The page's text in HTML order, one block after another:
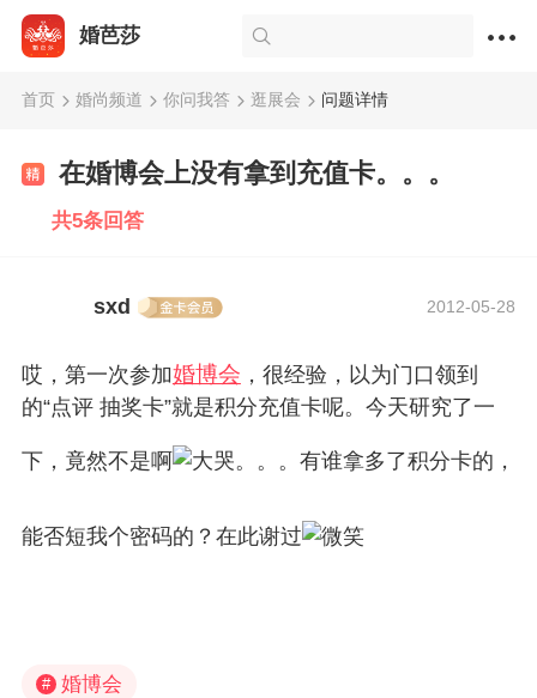
婚芭莎
首页 婚尚频道 你问我答 逛展会 问题详情
在婚博会上没有拿到充值卡。。。
共5条回答
sxd 2012-05-28
哎，第一次参加婚博会 ，很经验，以为门口领到
的“点评 抽奖卡”就是积分充值卡呢。今天研究了一
下，竟然不是啊 。。。有谁拿多了积分卡的，
能否短我个密码的？在此谢过
# 婚博会